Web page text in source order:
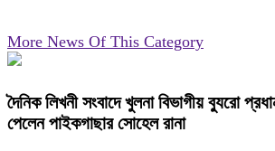
More News Of This Category
দৈনিক লিখনী সংবাদে খুলনা বিভাগীয় ব্যুরো
পেলেন পাইকগাছার সোহেল রানা